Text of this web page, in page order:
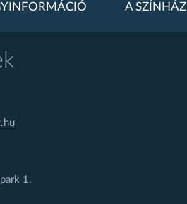
A SZÍNHÁZ
1.